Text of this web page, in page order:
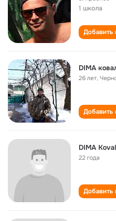
1 школа
Добавить
DIMA
26 лет,
Добавить
DIMA
22 года
Добавить